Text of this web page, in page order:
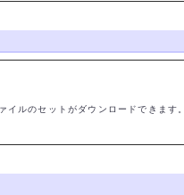
ルのセットがダウンロードできます。